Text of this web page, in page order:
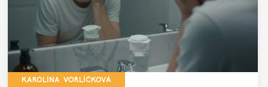
KAROLÍNA VORLÍČKOVÁ